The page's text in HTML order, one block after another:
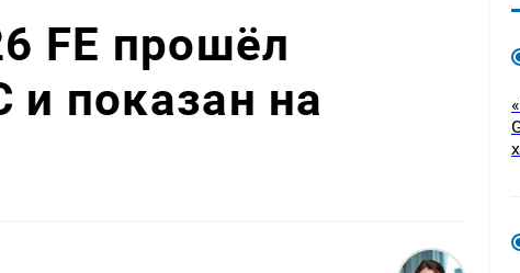
FE прошёл
и показан на